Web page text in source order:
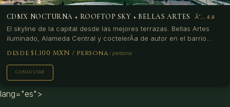
CDMX NOCTURNA + ROOFTOP SKY + BELLAS ARTES
El skyline de la capital desde las mejores terrazas. Bellas Artes
iluminado, Alameda Central y coctelerÃ­a de autor en el barrio
desde $1,100 MXN / persona
CONSULTAR
lang="es">